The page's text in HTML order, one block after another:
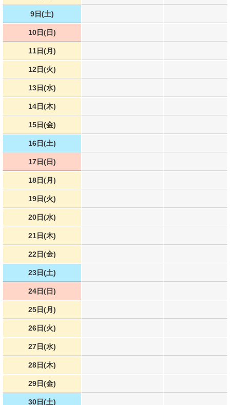
9日(土)
10日(日)
11日(月)
12日(火)
13日(水)
14日(木)
15日(金)
16日(土)
17日(日)
18日(月)
19日(火)
20日(水)
21日(木)
22日(金)
23日(土)
24日(日)
25日(月)
26日(火)
27日(水)
28日(木)
29日(金)
30日(土)